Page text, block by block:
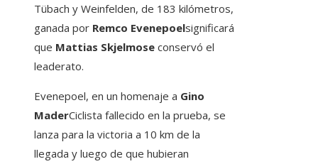
Tübach y Weinfelden, de 183 kilómetros,
ganada por Remco Evenepoelsignificará
que Mattias Skjelmose conservó el
leaderato.
Evenepoel, en un homenaje a Gino
MaderCiclista fallecido en la prueba, se
lanza para la victoria a 10 km de la
llegada y luego de que hubieran